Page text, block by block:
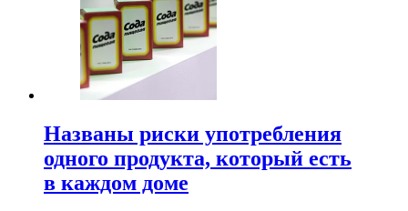
Названы риски употребления
одного продукта, который есть
в каждом доме